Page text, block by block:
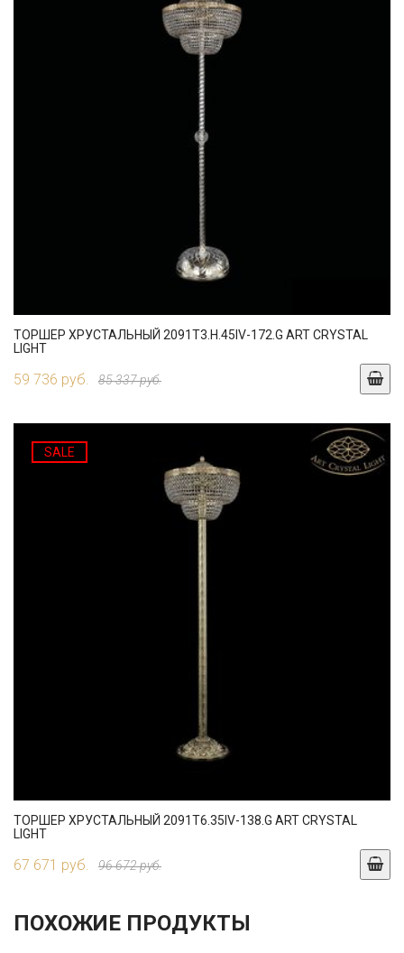
ТОРШЕР ХРУСТАЛЬНЫЙ 2091T3.H.45IV-172.G ART CRYSTAL
LIGHT
59 736 руб. 85 337 руб.
SALE
ТОРШЕР ХРУСТАЛЬНЫЙ 2091T6.35IV-138.G ART CRYSTAL
LIGHT
67 671 руб. 96 672 руб.
ПОХОЖИЕ ПРОДУКТЫ